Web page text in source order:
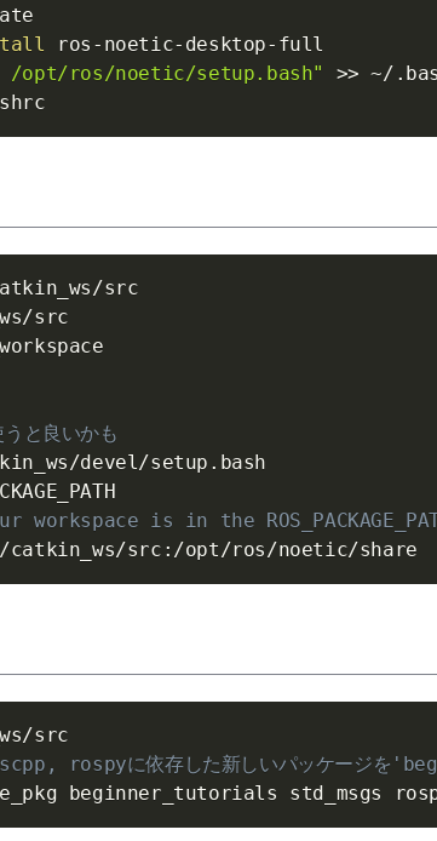
ros-noetic-desktop-full
/opt/ros/noetic/setup.bash" >> ~/
src
src
と良いかも
devel/setup.bash
workspace is in the
rospyに依存した新しいパッケージを